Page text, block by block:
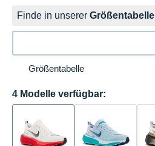
Finde in unserer Größentabelle
Größentabelle
4 Modelle verfügbar: